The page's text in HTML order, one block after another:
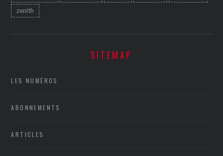
zenith
SITEMAP
LES NUMÉROS
ABONNEMENTS
ARTICLES